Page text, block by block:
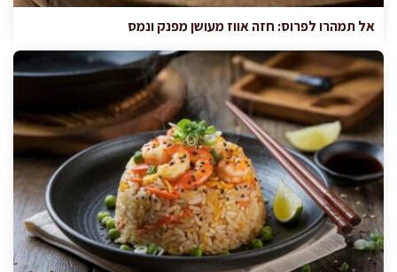
אל תמהרו לפרוס: חזה אווז מעושן מפנק ונמס